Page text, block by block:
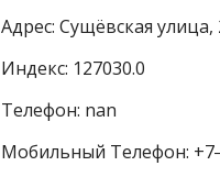
Адрес: Сущёвская улица,
Индекс: 127030.0
Телефон: nan
Мобильный Телефон: